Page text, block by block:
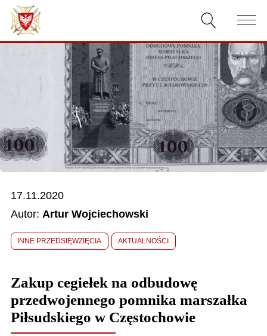
AKTUALNOŚCI
O ZWIĄZKU
DOKUMENTY
WŁADZE
RELACJE FILMOWE
KONKURSY
17.11.2020
Autor: Artur Wojciechowski
INNE PRZEDSIĘWZIĘCIA AKTUALNOŚCI
Zakup cegiełek na odbudowę
przedwojennego pomnika marszałka
Piłsudskiego w Częstochowie